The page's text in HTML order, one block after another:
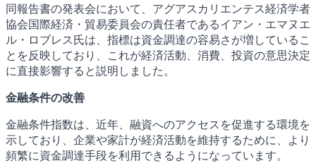
同報告書の発表会において、アグアスカリエンテス経済学者
協会国際経済・貿易委員会の責任者であるイアン・エマヌエ
ル・ロブレス氏は、指標は資金調達の容易さが増しているこ
とを反映しており、これが経済活動、消費、投資の意思決定
に直接影響すると説明しました。
金融条件の改善
金融条件指数は、近年、融資へのアクセスを促進する環境を
示しており、企業や家計が経済活動を維持するために、より
頻繁に資金調達手段を利用できるようになっています。